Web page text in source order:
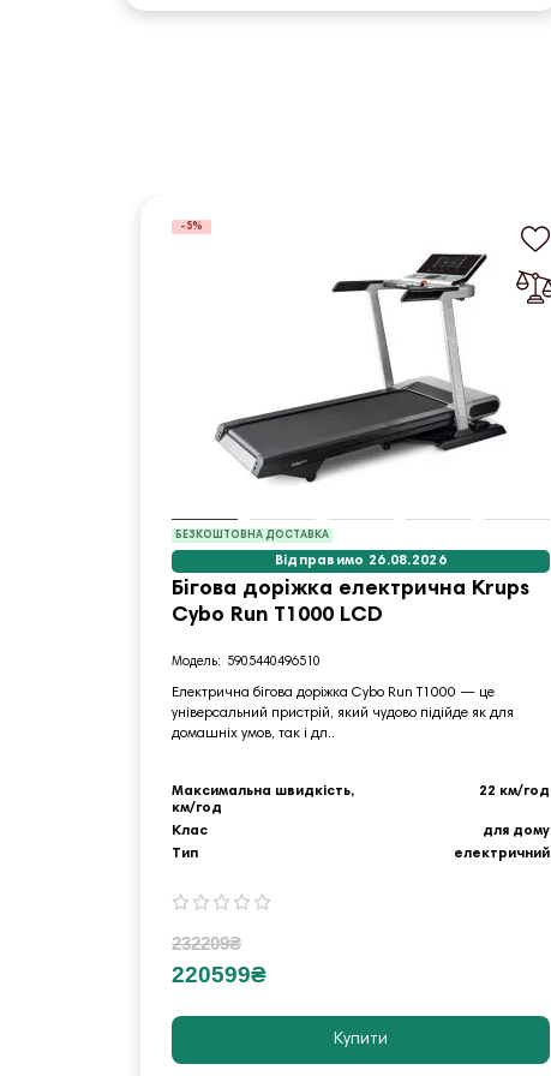
БЕЗКОШТОВНА ДОСТАВКА
-5%
Відправимо 26.08.2026
Бігова доріжка електрична Krups
Cybo Run T1000 LCD
5905440496510
Електрична бігова доріжка Cybo Run T1000 — це
універсальний пристрій, який чудово підійде як для
домашніх умов, так і дл..
Максимальна швидкість,
км/год
22 км/год
Клас
для дому
Тип
електричний
232209₴
220599₴
Купити